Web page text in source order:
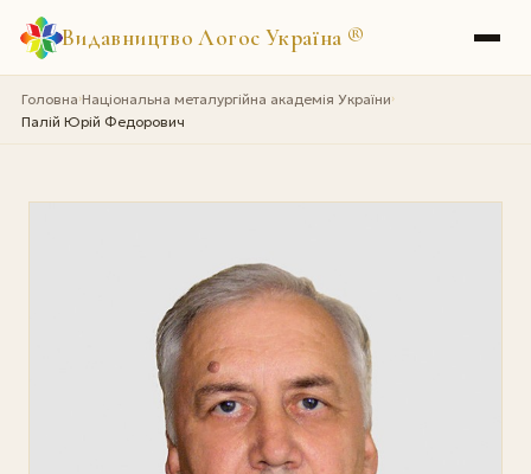
Видавництво Логос Україна ®
Головна›Національна металургійна академія України›
Палій Юрій Федорович